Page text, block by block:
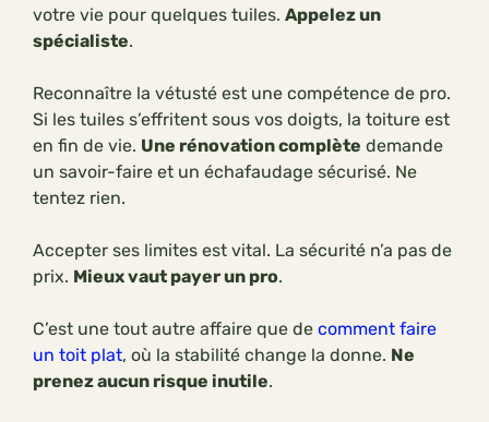
votre vie pour quelques tuiles. Appelez un
spécialiste.
Reconnaître la vétusté est une compétence de pro.
Si les tuiles s’effritent sous vos doigts, la toiture est
en fin de vie. Une rénovation complète demande
un savoir-faire et un échafaudage sécurisé. Ne
tentez rien.
Accepter ses limites est vital. La sécurité n’a pas de
prix. Mieux vaut payer un pro.
C’est une tout autre affaire que de comment faire
un toit plat, où la stabilité change la donne. Ne
prenez aucun risque inutile.